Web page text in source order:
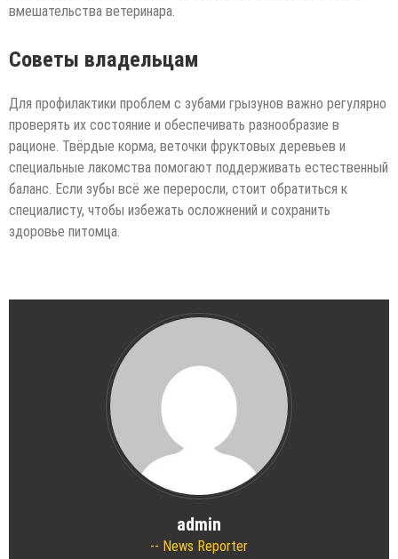
вмешательства ветеринара.
Советы владельцам
Для профилактики проблем с зубами грызунов важно регулярно
проверять их состояние и обеспечивать разнообразие в
рационе. Твёрдые корма, веточки фруктовых деревьев и
специальные лакомства помогают поддерживать естественный
баланс. Если зубы всё же переросли, стоит обратиться к
специалисту, чтобы избежать осложнений и сохранить
здоровье питомца.
admin
News Reporter